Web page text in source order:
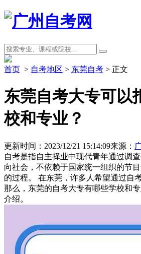
首页 > 自考地区 > 东莞自考 > 正文
东莞自考大专可以
校和专业？
更新时间：2023/12/21 15:14:09来源：
自考是指自主择业中现代青年通过调
向社会，不依赖于国家统一组织的节
的过程。 在东莞，许多人希望通过自
那么，东莞的自考大专有哪些学校和
介绍。